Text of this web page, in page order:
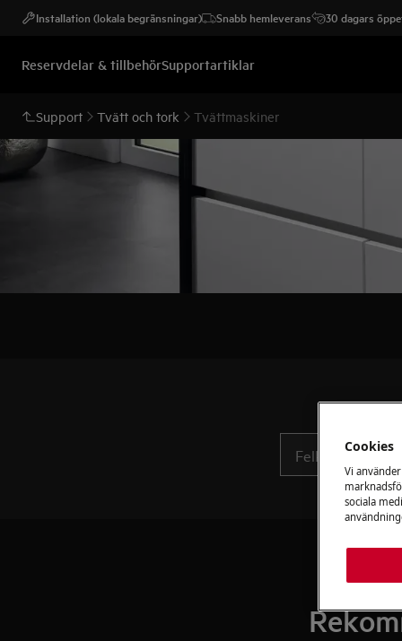
Installation (lokala begränsningar) Snabb hemleverans 30 dagars
Reservdelar & tillbehörSupportartiklar
Support Tvätt och tork Tvättmaskiner
Cookies
Vi
sociala